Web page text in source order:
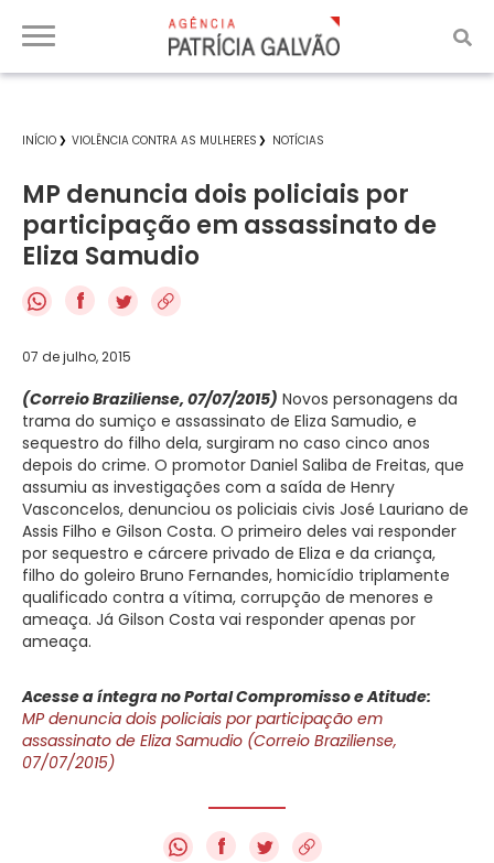
INÍCIO VIOLÊNCIA CONTRA AS MULHERES NOTÍCIAS
MP denuncia dois policiais por
participação em assassinato de
Eliza Samudio
f
07 de julho, 2015
(Correio Braziliense, 07/07/2015) Novos personagens da
trama do sumiço e assassinato de Eliza Samudio, e
sequestro do filho dela, surgiram no caso cinco anos
depois do crime. O promotor Daniel Saliba de Freitas, que
assumiu as investigações com a saída de Henry
Vasconcelos, denunciou os policiais civis José Lauriano de
Assis Filho e Gilson Costa. O primeiro deles vai responder
por sequestro e cárcere privado de Eliza e da criança,
filho do goleiro Bruno Fernandes, homicídio triplamente
qualificado contra a vítima, corrupção de menores e
ameaça. Já Gilson Costa vai responder apenas por
ameaça.
Acesse a íntegra no Portal Compromisso e Atitude:
MP denuncia dois policiais por participação em
assassinato de Eliza Samudio (Correio Braziliense,
07/07/2015)
f